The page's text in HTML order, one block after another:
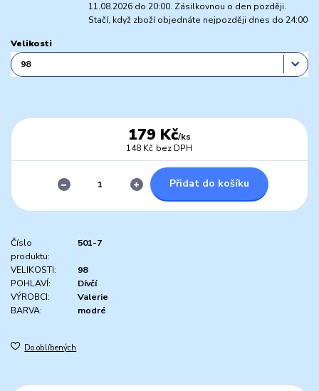
11.08.2026 do 20:00. Zásilkovnou o den později.
Stačí, když zboží objednáte nejpozději dnes do 24:00
Velikosti
179 Kč/ks
148 Kč bez DPH
Přidat do košíku
Číslo
produktu:
501-7
VELIKOSTI:
98
POHLAVÍ:
Dívčí
VÝROBCI:
Valerie
BARVA:
modré
Do oblíbených